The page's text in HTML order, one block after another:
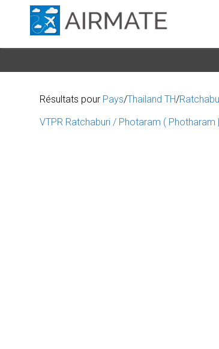
Résultats pour Pays/Thailand TH/
VTPR Ratchaburi / Photaram ( Photharam